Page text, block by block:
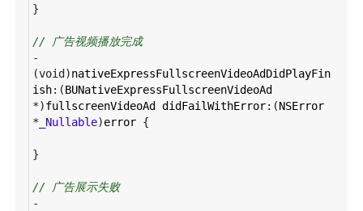
}
// 广告视频播放完成
-
(void )nativeExpressFullscreenVideoAdDidPlayFin
ish:(BUNativeExpressFullscreenVideoAd
*)fullscreenVideoAd didFailWithError:(NSError
* _Nullable)error {
}
// 广告展示失败
-